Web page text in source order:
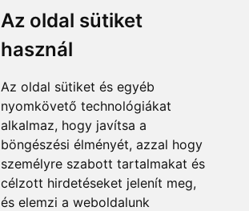
Az oldal sütiket
használ
Az oldal sütiket és egyéb
nyomkövető technológiákat
alkalmaz, hogy javítsa a
böngészési élményét, azzal hogy
személyre szabott tartalmakat és
célzott hirdetéseket jelenít meg,
és elemzi a weboldalunk
Accepted payment methods